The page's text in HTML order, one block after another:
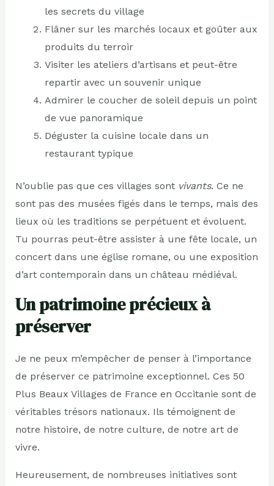
les secrets du village
Flâner sur les marchés locaux et goûter aux
produits du terroir
Visiter les ateliers d’artisans et peut-être
repartir avec un souvenir unique
Admirer le coucher de soleil depuis un point
de vue panoramique
Déguster la cuisine locale dans un
restaurant typique
N’oublie pas que ces villages sont vivants. Ce ne
sont pas des musées figés dans le temps, mais des
lieux où les traditions se perpétuent et évoluent.
Tu pourras peut-être assister à une fête locale, un
concert dans une église romane, ou une exposition
d’art contemporain dans un château médiéval.
Un patrimoine précieux à
préserver
Je ne peux m’empêcher de penser à l’importance
de préserver ce patrimoine exceptionnel. Ces 50
Plus Beaux Villages de France en Occitanie sont de
véritables trésors nationaux. Ils témoignent de
notre histoire, de notre culture, de notre art de
vivre.
Heureusement, de nombreuses initiatives sont